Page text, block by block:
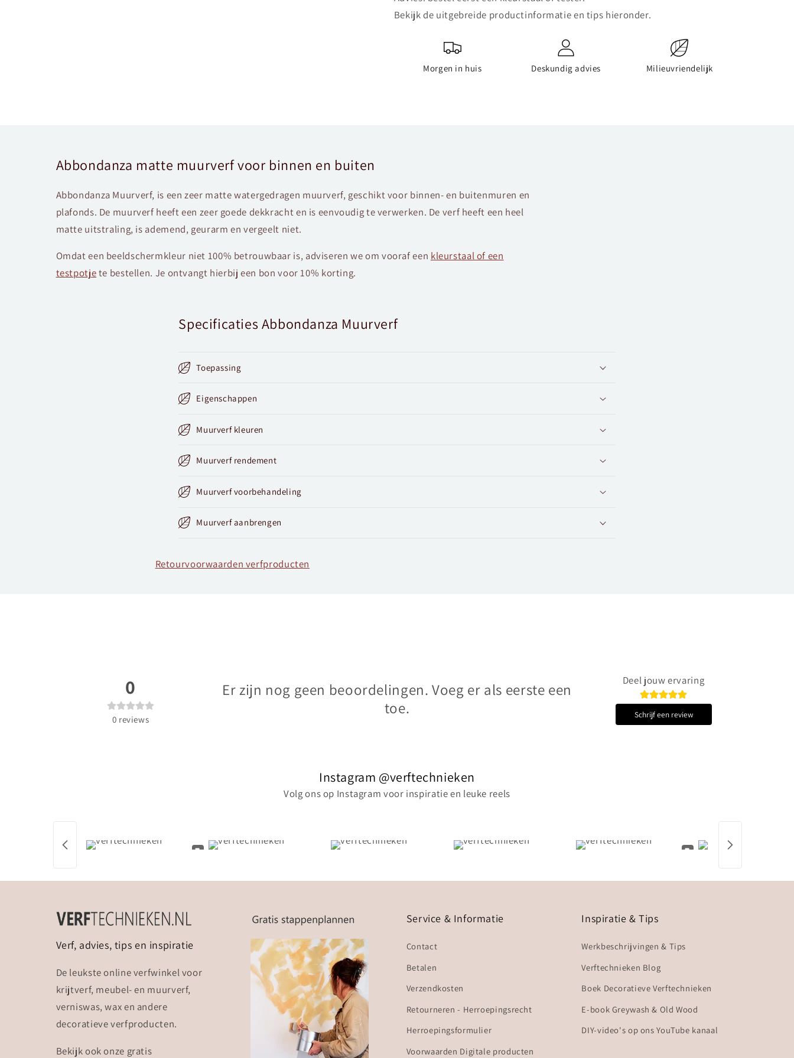
Bekijk de uitgebreide productinformatie en tips hieronder.
Morgen in huis Deskundig advies Milieuvriendelijk
Abbondanza matte muurverf voor binnen en buiten
Abbondanza Muurverf, is een zeer matte watergedragen muurverf, geschikt voor binnen- en buitenmuren en
plafonds. De muurverf heeft een zeer goede dekkracht en is eenvoudig te verwerken. De verf heeft een heel
matte uitstraling, is ademend, geurarm en vergeelt niet.
Omdat een beeldschermkleur niet 100% betrouwbaar is, adviseren we om vooraf een kleurstaal of een
testpotjete bestellen. Je ontvangt hierbij een bon voor 10% korting.
Specificaties Abbondanza Muurverf
Toepassing
Eigenschappen
Muurverf kleuren
Muurverf rendement
Muurverf voorbehandeling
Muurverf aanbrengen
Retourvoorwaarden verfproducten
0
0 reviews
Er zijn nog geen beoordelingen. Voeg er als eerste een
toe.
Deel jouw ervaring
Schrijf een review
Instagram @verftechnieken
Volg ons op Instagram voor inspiratie en leuke reels
Verf, advies, tips en inspiratie
De leukste online verfwinkel voor
krijtverf, meubel- en muurverf,
verniswas, wax en andere
decoratieve verfproducten.
Bekijk ook onze gratis
Service & Informatie
Contact
Betalen
Verzendkosten
Retourneren - Herroepingsrecht
Herroepingsformulier
Voorwaarden Digitale producten
Inspiratie & Tips
Werkbeschrijvingen & Tips
Verftechnieken Blog
Boek Decoratieve Verftechnieken
E-book Greywash & Old Wood
DIY-video's op ons YouTube kanaal